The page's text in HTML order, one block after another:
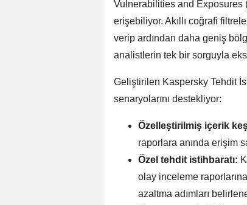
Vulnerabilities and Exposures
erişebiliyor. Akıllı coğrafi
verip ardından daha geniş
analistlerin tek bir sorguyla
Geliştirilen Kaspersky Tehdit
senaryolarını destekliyor:
Özelleştirilmiş içerik
raporlara anında erişim
Özel tehdit istihbaratı:
olay inceleme
azaltma adımları